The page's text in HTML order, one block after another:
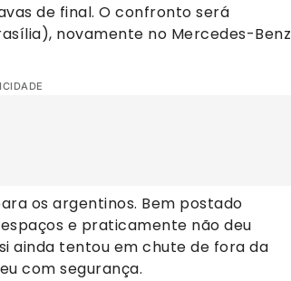
de final. O confronto será
novamente no Mercedes-Benz
os argentinos. Bem postado
e praticamente não deu
ainda tentou em chute de fora da
com segurança.